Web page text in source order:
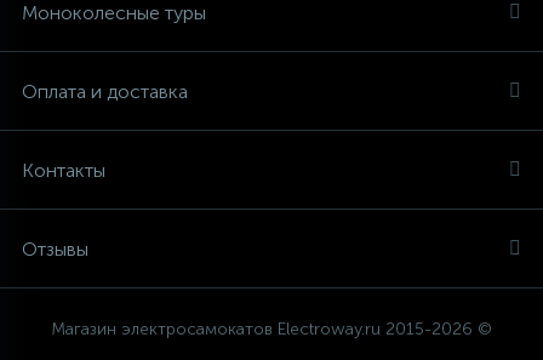
Моноколесные туры
Оплата и доставка
Контакты
Отзывы
Магазин электросамокатов Electroway.ru 2015-2026 ©